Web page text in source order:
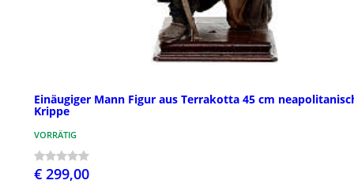
Einäugiger Mann Figur aus Terrakotta 45 cm
Krippe
VORRÄTIG
€ 299,00